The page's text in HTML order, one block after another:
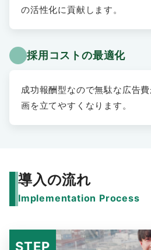
の活性化に貢献します。
採用コストの最適化
成功報酬型なので無駄な広告
画を立てやすくなります。
導入の流れ
Implementation Process